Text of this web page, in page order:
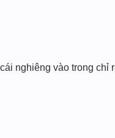
nghiêng vào trong chỉ